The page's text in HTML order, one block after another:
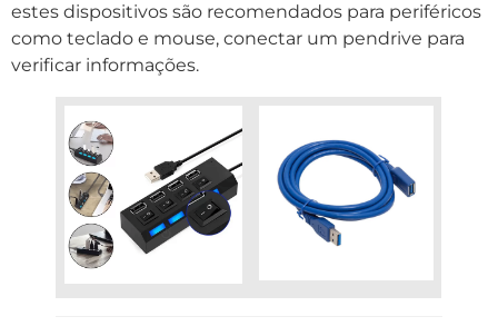
estes dispositivos são recomendados para periféricos
como teclado e mouse, conectar um pendrive para
verificar informações.